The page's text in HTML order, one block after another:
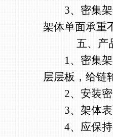
3、密集架
架体单面承重
五、产品
1、密集架
层层板，给链
2、安装密
3、架体表
4、应保持